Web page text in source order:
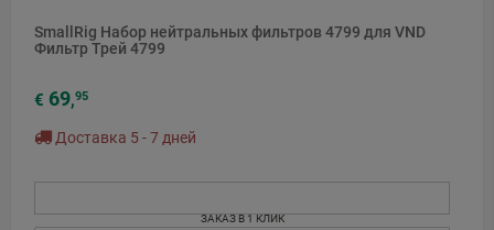
SmallRig Набор нейтральных фильтров 4799 для VND
Фильтр Трей 4799
€ 69,95
Доставка 5 - 7 дней
ЗАКАЗ В 1 КЛИК